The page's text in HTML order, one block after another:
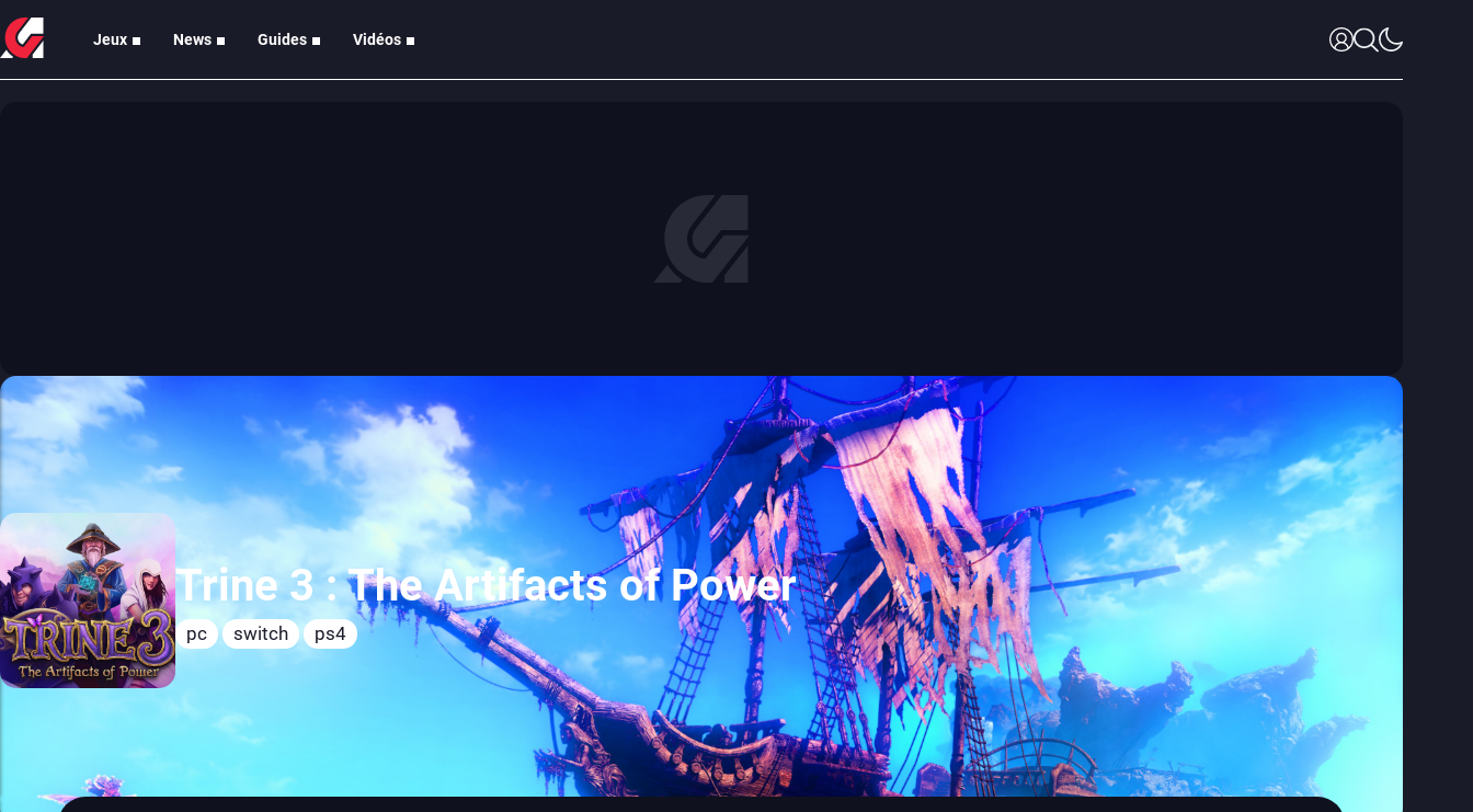
Jeux News Guides Vidéos
Trine 3 : The Artifacts of Power
pc switch ps4